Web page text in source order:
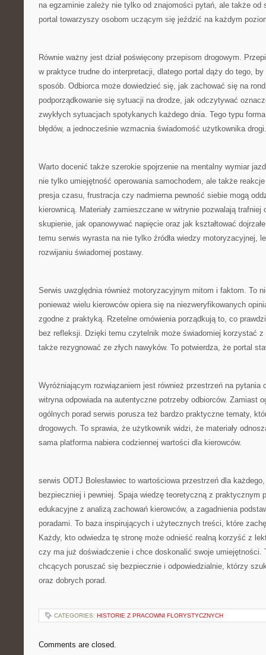
na egzaminie zależy nie tylko od znajomości pytań, ale także od
portal towarzyszy osobom uczącym się jeździć na każdym
Równie ważny jest dział poświęcony przepisom drogowym.
w praktyce trudne do interpretacji, dlatego portal dąży do tego,
sposób. Odbiorca może dowiedzieć się, jak zachować się na
podporządkowanie się sytuacji na drodze, jak odczytywać
zwykłych sytuacjach spotykanych każdego dnia. Tego typu
błędów, a jednocześnie wzmacnia świadomość użytkownika drogi.
Warto docenić także szerokie spojrzenie na mentalny wymiar
nie tylko umiejętność operowania samochodem, ale także
presja czasu, frustracja czy nadmierna pewność siebie mogą
kierownicą. Materiały zamieszczane w witrynie pozwalają
skupienie, jak opanowywać napięcie oraz jak kształtować
temu serwis wyrasta na nie tylko źródła wiedzy motoryzacyjnej,
rozwijaniu świadomej postawy.
Serwis uwzględnia również motoryzacyjnym mitom i faktom. To
ponieważ wielu kierowców opiera się na niezweryfikowanych
zgodne z praktyką. Rzetelne omówienia porządkują to, co
bez refleksji. Dzięki temu czytelnik może świadomiej korzystać
także rezygnować ze złych nawyków. To potwierdza, że portal
Wyróżniającym rozwiązaniem jest również przestrzeń na pytania
witryna odpowiada na autentyczne potrzeby odbiorców. Zamiast
ogólnych porad serwis porusza też bardzo praktyczne tematy,
drogowych. To sprawia, że użytkownik widzi, że materiały
sama platforma nabiera codziennej wartości dla kierowców.
serwis ODTJ Bolesławiec to wartościowa przestrzeń dla
bezpieczniej i pewniej. Spaja wiedzę teoretyczną z praktycznym
edukacyjne z analizą zachowań kierowców, a zagadnienia
poradami. To baza inspirujących i użytecznych treści, które
Każdy, kto odwiedza tę stronę może odnieść realną korzyść z
czy ma już doświadczenie i chce doskonalić swoje umiejętności.
chcących poruszać się bezpiecznie i odpowiedzialnie, którzy
oraz dobrych porad.
CATEGORIES: HISTORIE Z PRACOWNI FLORYSTYCZNYCH
Comments are closed.